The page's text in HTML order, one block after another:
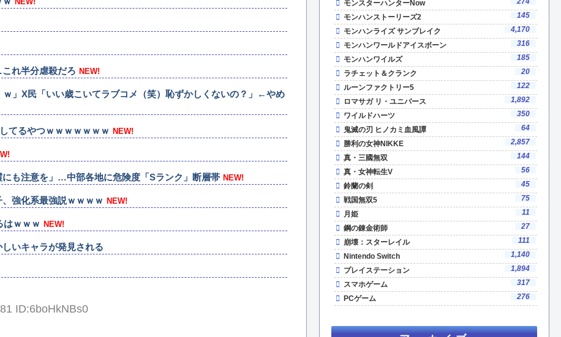
れ半分虐殺だろ NEW!
ｗ」X民「いい歳こいてラブコメ（笑）恥ずかしくないの？」←やめ
てるやつｗｗｗｗｗｗｗ NEW!
にも注意を」…中部各地に危険度「Sランク」断層帯 NEW!
強化系最強説ｗｗｗｗ NEW!
はｗｗｗ NEW!
いキャラが発見される
ID:6boHkNBs0
モンスターハンターNow
モンハンストーリーズ2
145
モンハンライズ サンブレイク
4,170
モンハンワールドアイスボーン
316
モンハンワイルズ
185
ラチェット＆クランク
20
ルーンファクトリー5
122
ロマサガ リ・ユニバース
1,892
ワイルドハーツ
350
鬼滅の刃 ヒノカミ血風譚
64
勝利の女神NIKKE
2,857
真・三國無双
144
真・女神転生V
56
鈴蘭の剣
45
戦国無双5
75
月姫
11
鋼の錬金術師
27
崩壊：スターレイル
111
Nintendo Switch
1,140
プレイステーション
1,894
スマホゲーム
317
PCゲーム
276